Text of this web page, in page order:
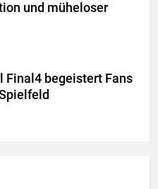
und müheloser
Final4 begeistert Fans